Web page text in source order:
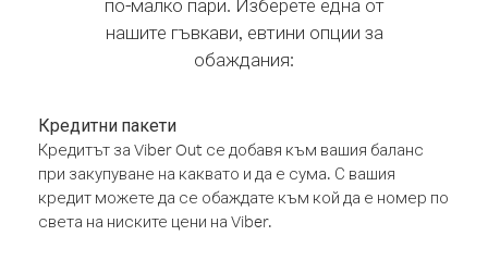
по-малко пари. Изберете една от
нашите гъвкави, евтини опции за
обаждания:
Кредитни пакети
Кредитът за Viber Out се добавя към вашия баланс
при закупуване на каквато и да е сума. С вашия
кредит можете да се обаждате към кой да е номер по
света на ниските цени на Viber.